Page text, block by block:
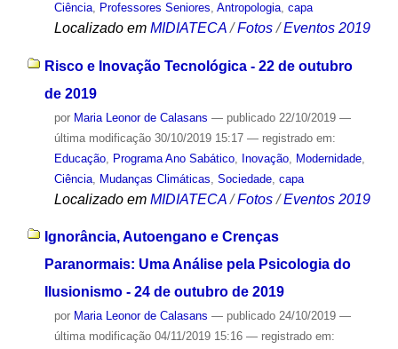
Ciência, Professores Seniores, Antropologia, capa
Localizado em MIDIATECA /Fotos /Eventos 2019
Risco e Inovação Tecnológica - 22 de outubro
de 2019
por Maria Leonor de Calasans — publicado22/10/2019 —
última modificação30/10/2019 15:17 — registrado em:
Educação, Programa Ano Sabático, Inovação, Modernidade,
Ciência, Mudanças Climáticas Sociedade, capa
Localizado em MIDIATECA /Fotos /Eventos 2019
Ignorância, Autoengano e Crenças
Paranormais: Uma Análise pela Psicologia do
Ilusionismo - 24 de outubro de 2019
por Maria Leonor de Calasans — publicado24/10/2019 —
última modificação04/11/2019 15:16 — registrado em: